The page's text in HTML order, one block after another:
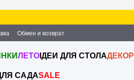
Обмен и возврат
Контактная информация
ЛЕТО ІДЕИ ДЛЯ СТОЛАДЕКОР
САДАSALE